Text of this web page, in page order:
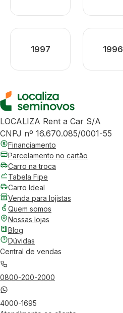
1997 1996
LOCALIZA Rent a Car S/A
CNPJ nº 16.670.085/0001-55
Financiamento
Parcelamento no cartão
Carro na troca
Tabela Fipe
Carro Ideal
Venda para lojistas
Quem somos
Nossas lojas
Blog
Dúvidas
Central de vendas
0800-200-2000
4000-1695